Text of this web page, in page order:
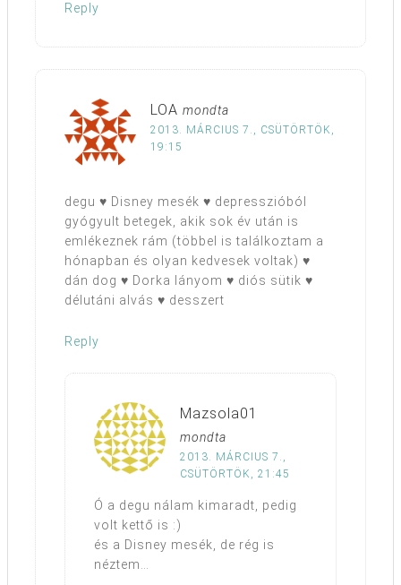
Reply
LOA mondta
2013. MÁRCIUS 7., CSÜTÖRTÖK,
19:15
degu ♥ Disney mesék ♥ depresszióból
gyógyult betegek, akik sok év után is
emlékeznek rám (többel is találkoztam a
hónapban és olyan kedvesek voltak) ♥
dán dog ♥ Dorka lányom ♥ diós sütik ♥
délutáni alvás ♥ desszert
Reply
Mazsola01
mondta
2013. MÁRCIUS 7.,
CSÜTÖRTÖK, 21:45
Ó a degu nálam kimaradt, pedig
volt kettő is :)
és a Disney mesék, de rég is
néztem…